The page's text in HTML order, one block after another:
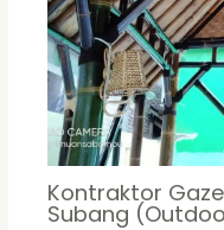
Kontraktor
Subang